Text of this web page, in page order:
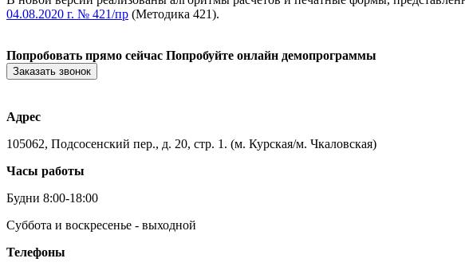
04.08.2020 г. № 421/пр (Методика 421).
Попробовать прямо сейчас Попробуйте онлайн демопрограммы
Заказать звонок
Адрес
105062, Подсосенский пер., д. 20, стр. 1. (м. Курская/м. Чкаловская)
Часы работы
Будни 8:00-18:00
Суббота и воскресенье - выходной
Телефоны